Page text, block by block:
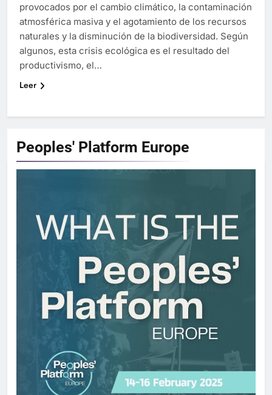
provocados por el cambio climático, la contaminación
atmosférica masiva y el agotamiento de los recursos
naturales y la disminución de la biodiversidad. Según
algunos, esta crisis ecológica es el resultado del
productivismo, el…
Leer
Peoples' Platform Europe